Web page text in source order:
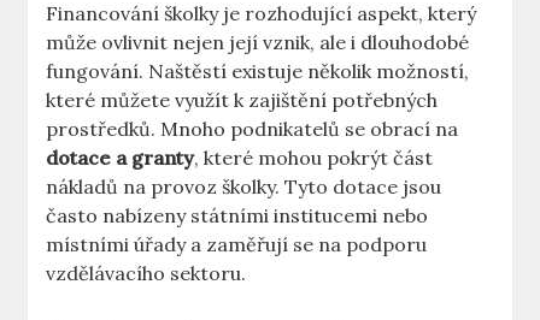
Financování školky je rozhodující aspekt, který
může ovlivnit nejen její vznik, ale i dlouhodobé
fungování. Naštěstí existuje několik možností,
které můžete využít k zajištění potřebných
prostředků. Mnoho podnikatelů se obrací na
dotace a granty, které mohou pokrýt část
nákladů na provoz školky. Tyto dotace jsou
často nabízeny státními institucemi nebo
místními úřady a zaměřují se na podporu
vzdělávacího sektoru.